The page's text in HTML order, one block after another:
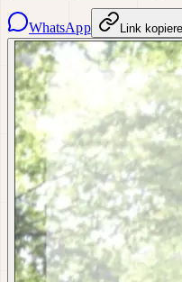
WhatsApp Link